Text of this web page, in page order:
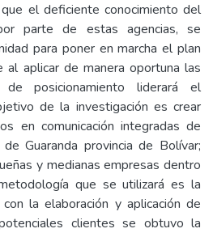
el deficiente conocimiento del
parte de estas agencias, se
para poner en marcha el plan
al aplicar de manera oportuna las
de posicionamiento liderará el
de la investigación es crear
en comunicación integradas de
Guaranda provincia de Bolívar;
y medianas empresas dentro
que se utilizará es la
la elaboración y aplicación de
clientes se obtuvo la